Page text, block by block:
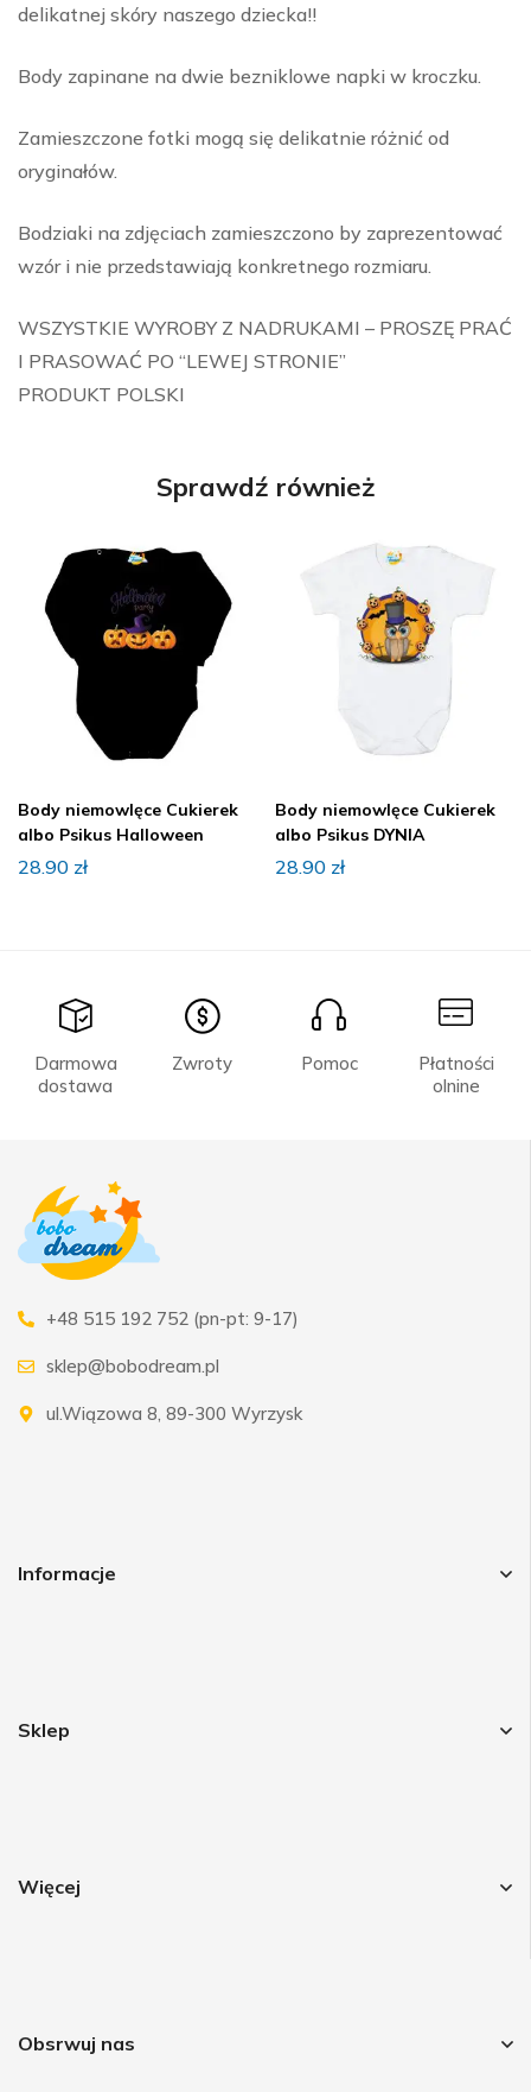
delikatnej skóry naszego dziecka!!
Body zapinane na dwie bezniklowe napki w kroczku.
Zamieszczone fotki mogą się delikatnie różnić od
oryginałów.
Bodziaki na zdjęciach zamieszczono by zaprezentować
wzór i nie przedstawiają konkretnego rozmiaru.
WSZYSTKIE WYROBY Z NADRUKAMI – PROSZĘ PRAĆ
I PRASOWAĆ PO “LEWEJ STRONIE”
PRODUKT POLSKI
Sprawdź również
Body niemowlęce Cukierek
albo Psikus Halloween
28.90 zł
Body niemowlęce Cukierek
albo Psikus DYNIA
28.90 zł
Darmowa
dostawa
Zwroty Pomoc
Płatności
olnine
+48 515 192 752 (pn-pt: 9-17)
sklep@bobodream.pl
ul.Wiązowa 8, 89-300 Wyrzysk
Informacje
Sklep
Więcej
Obsrwuj nas